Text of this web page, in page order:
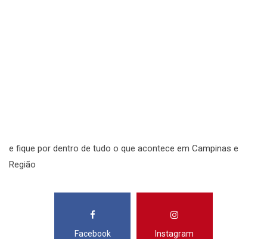
e fique por dentro de tudo o que acontece em Campinas e
Região
Facebook Instagram